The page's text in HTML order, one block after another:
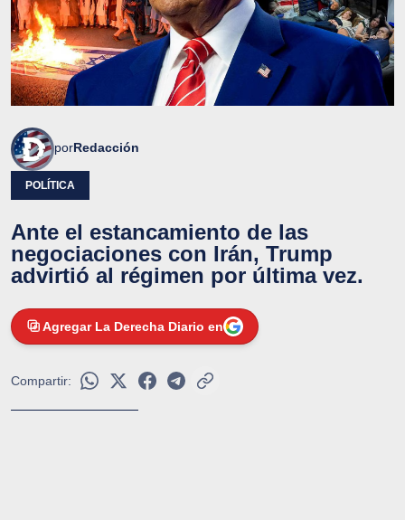
porRedacción
POLÍTICA
Ante el estancamiento de las
negociaciones con Irán, Trump
advirtió al régimen por última vez.
Agregar La Derecha Diario en
Compartir: